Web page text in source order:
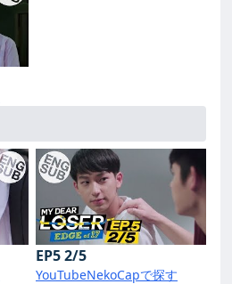
EP5 2/5
YouTubeNekoCapで探す